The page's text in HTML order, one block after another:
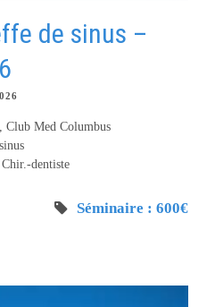
de sinus –
Club Med Columbus
dentiste
Séminaire : 600€